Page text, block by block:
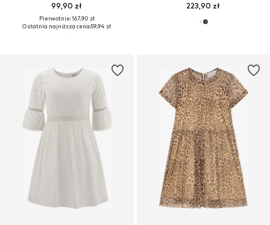
99,90 zł
Pierwotnie: 167,90 zł
Ostatnia najniższa cena:59,94 zł
223,90 zł